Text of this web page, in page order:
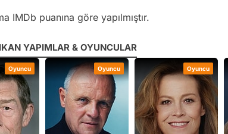
IMDb puanına göre yapılmıştır.
YAPIMLAR & OYUNCULAR
Oyuncu Oyuncu Oyuncu